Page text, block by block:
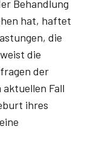
Behandlung
hat, haftet
die
die
der
Fall
ihres